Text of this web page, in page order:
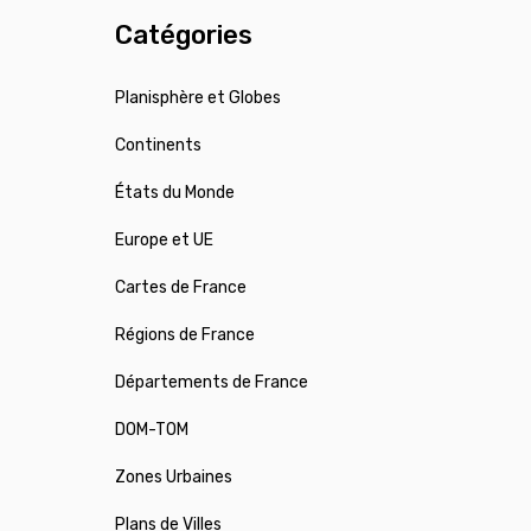
Catégories
Planisphère et Globes
Continents
États du Monde
Europe et UE
Cartes de France
Régions de France
Départements de France
DOM-TOM
Zones Urbaines
Plans de Villes